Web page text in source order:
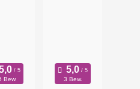
Bew. 3 Bew.